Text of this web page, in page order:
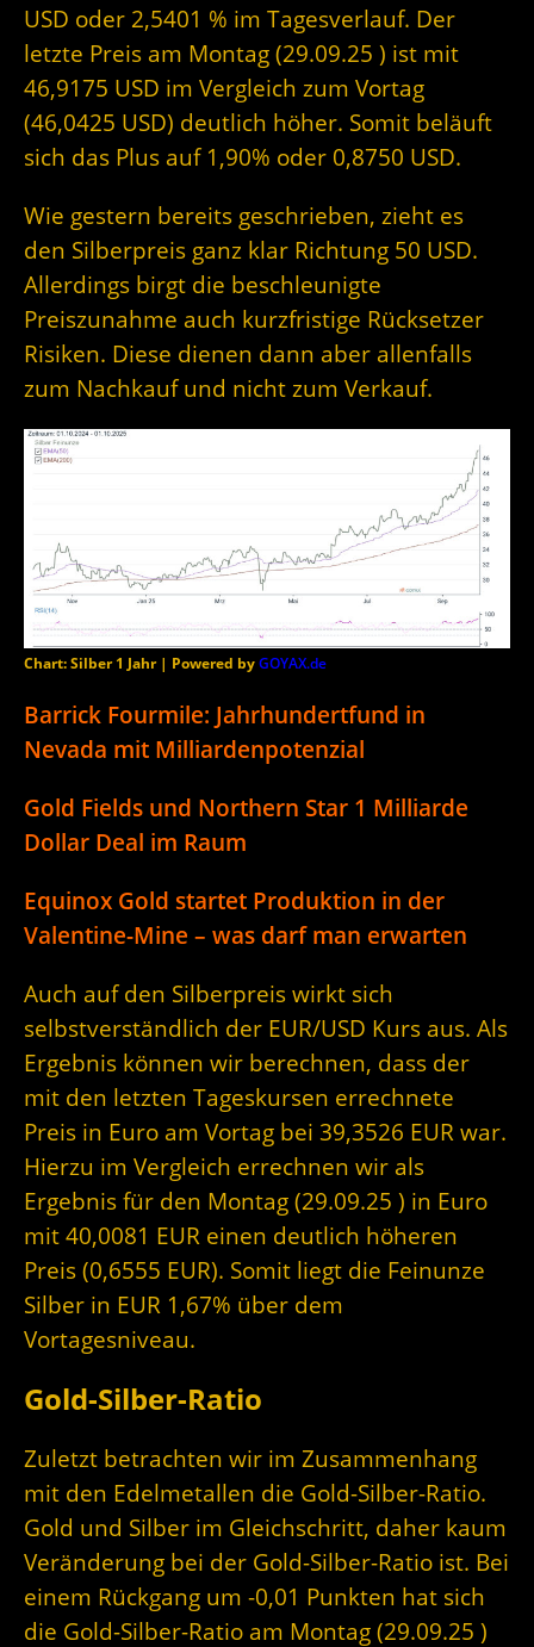
USD oder 2,5401 % im Tagesverlauf. Der
letzte Preis am Montag (29.09.25 ) ist mit
46,9175 USD im Vergleich zum Vortag
(46,0425 USD) deutlich höher. Somit beläuft
sich das Plus auf 1,90% oder 0,8750 USD.
Wie gestern bereits geschrieben, zieht es
den Silberpreis ganz klar Richtung 50 USD.
Allerdings birgt die beschleunigte
Preiszunahme auch kurzfristige Rücksetzer
Risiken. Diese dienen dann aber allenfalls
zum Nachkauf und nicht zum Verkauf.
Chart: Silber 1 Jahr | Powered byGOYAX.de
Barrick Fourmile: Jahrhundertfund in
Nevada mit Milliardenpotenzial
Gold Fields und Northern Star 1 Milliarde
Dollar Deal im Raum
Equinox Gold startet Produktion in der
Valentine-Mine – was darf man erwarten
Auch auf den Silberpreis wirkt sich
selbstverständlich der EUR/USD Kurs aus. Als
Ergebnis können wir berechnen, dass der
mit den letzten Tageskursen errechnete
Preis in Euro am Vortag bei 39,3526 EUR war.
Hierzu im Vergleich errechnen wir als
Ergebnis für den Montag (29.09.25 ) in Euro
mit 40,0081 EUR einen deutlich höheren
Preis (0,6555 EUR). Somit liegt die Feinunze
Silber in EUR 1,67% über dem
Vortagesniveau.
Gold-Silber-Ratio
Zuletzt betrachten wir im Zusammenhang
mit den Edelmetallen die Gold-Silber-Ratio.
Gold und Silber im Gleichschritt, daher kaum
Veränderung bei der Gold-Silber-Ratio ist. Bei
einem Rückgang um -0,01 Punkten hat sich
die Gold-Silber-Ratio am Montag (29.09.25 )